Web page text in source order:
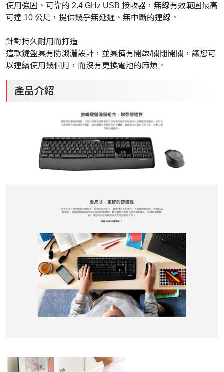
使用強固、可靠的 2.4 GHz USB 接收器，無線有效範圍最高
可達 10 公尺，提供幾乎無延遲、無中斷的連線。
針對持久耐用而打造
這款鍵盤具有防濺灑設計，並具備有開啟/關閉開關， 讓您可
以連續使用幾個月，而沒有更換電池的麻煩。
產品介紹